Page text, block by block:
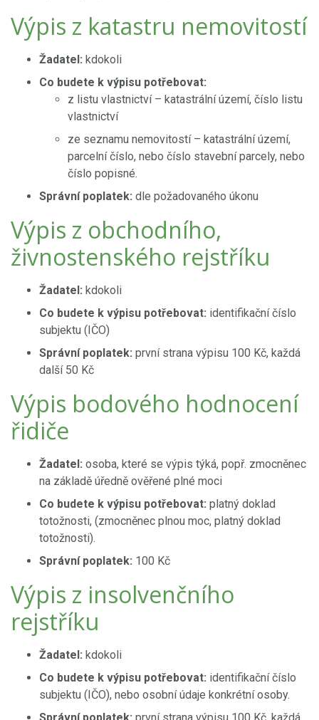
Výpis z katastru nemovitostí
Žadatel: kdokoli
Co budete k výpisu potřebovat:
z listu vlastnictví – katastrální území, číslo listu
vlastnictví
ze seznamu nemovitostí – katastrální území,
parcelní číslo, nebo číslo stavební parcely, nebo
číslo popisné.
Správní poplatek: dle požadovaného úkonu
Výpis z obchodního,
živnostenského rejstříku
Žadatel: kdokoli
Co budete k výpisu potřebovat: identifikační číslo
subjektu (IČO)
Správní poplatek: první strana výpisu 100 Kč, každá
další 50 Kč
Výpis bodového hodnocení
řidiče
Žadatel: osoba, které se výpis týká, popř. zmocněnec
na základě úředně ověřené plné moci
Co budete k výpisu potřebovat: platný doklad
totožnosti, (zmocněnec plnou moc, platný doklad
totožnosti).
Správní poplatek: 100 Kč
Výpis z insolvenčního
rejstříku
Žadatel: kdokoli
Co budete k výpisu potřebovat: identifikační číslo
subjektu (IČO), nebo osobní údaje konkrétní osoby.
Správní poplatek: první strana výpisu 100 Kč, každá